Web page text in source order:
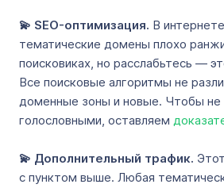
💫 SEO-оптимизация. В
тематические домены плохо
поисковиках, но расслабьтесь —
Все поисковые алгоритмы не
доменные зоны и новые. Чтобы не
голословными, оставляем
💫 Дополнительный трафик.
с пунктом выше. Любая